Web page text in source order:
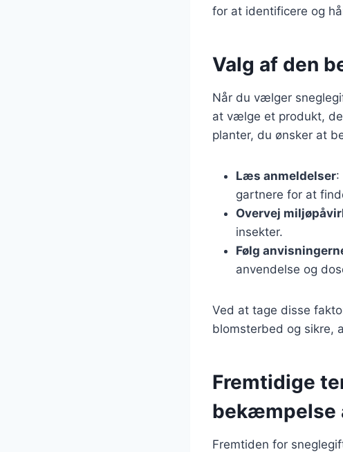
for at identificere og
Valg af den
Når du vælger
at vælge et produkt,
planter, du ønsker at
Læs anmeldelser:
gartnere for at
Overvej
insekter.
Følg
anvendelse og
Ved at tage disse
blomsterbed og sikre,
Fremtidige
bekæmpelse
Fremtiden for